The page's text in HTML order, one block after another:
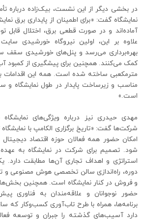
در بخشی دیگر از این نشست، بیک‌زاده درباره
نمایشگاه گفت: «برای اطمینان از پایداری برق
آماده‌اند و در صورت قطعی برق، اختلال قابل
علاوه بر این، اولین نیروگاه خورشیدی
بهره‌برداری می‌رسد و پنل‌های خورشیدی سقف
مترمکعبی ساخته شده است. همه این اقدامات
مناسب و زیرساخت پایدار در طول نمایشگاه و
است.»
مهدی حیدری نیز درباره ویژگی‌های
شرکت‌ها گفت: «تاریخ برگزاری الکامپ با نمایشگاه
امکان حضور همه فعالان حوزه اقتصاد دیجیتال
شود. تصمیم برای شرکت در نمایشگاه به
استراتژی و اهداف تجاری آن‌ها مطابقت دارد.
دوره، راه‌اندازی سالن تخصصی هوش مصنوعی و
و فروش در کنار نمایشگاه است. همچنین
حضور نوجوانان و علاقه‌مندان به فناوری
برنامه‌ها، همراه با طرح تاب‌آوری کسب‌وکار که
دارد آسیب‌های گذشته را جبران و توسعه